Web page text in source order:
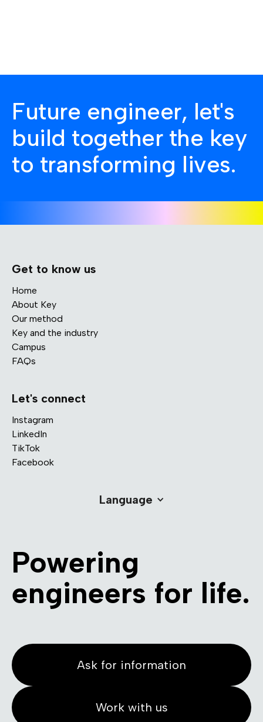
Future engineer, let's
build together the key
to transforming lives.
Get to know us
Home
About Key
Our method
Key and the industry
Campus
FAQs
Let's connect
Instagram
LinkedIn
TikTok
Facebook
Language
Powering
engineers for life.
Ask for information
Work with us